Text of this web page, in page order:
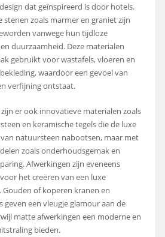
dat geïnspireerd is door hotels.
stenen zoals marmer en graniet zijn
vanwege hun tijdloze
duurzaamheid. Deze materialen
gebruikt voor wastafels, vloeren en
waardoor een gevoel van
verfijning ontstaat.
er ook innovatieve materialen zoals
en keramische tegels die de luxe
natuursteen nabootsen, maar met
zoals onderhoudsgemak en
Afwerkingen zijn eveneens
het creëren van een luxe
Gouden of koperen kranen en
geven een vleugje glamour aan de
matte afwerkingen een moderne en
bieden.